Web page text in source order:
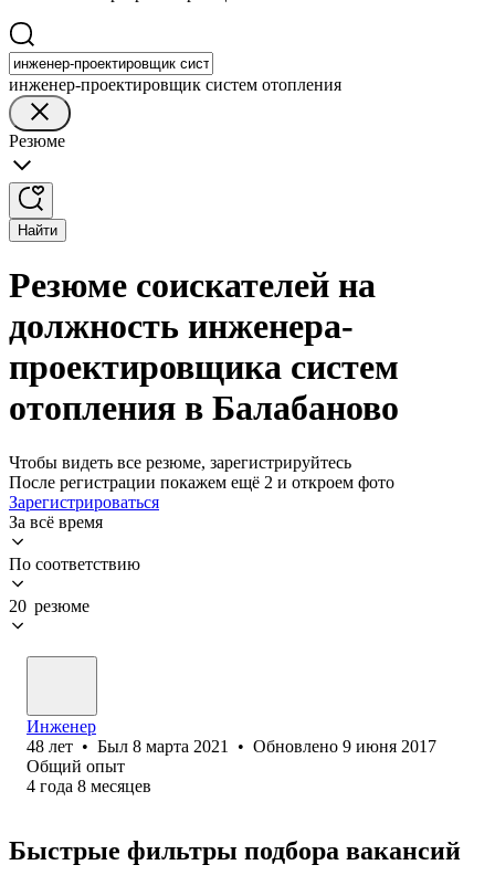
инженер-проектировщик систем отопления
Резюме
Найти
Резюме соискателей на
должность инженера-
проектировщика систем
отопления в Балабаново
Чтобы видеть все резюме, зарегистрируйтесь
После регистрации покажем ещё 2 и откроем фото
Зарегистрироваться
За всё время
По соответствию
20 резюме
Инженер
48 лет • Был 8 марта 2021 • Обновлено 9 июня 2017
Общий опыт
4 года 8 месяцев
Быстрые фильтры подбора вакансий